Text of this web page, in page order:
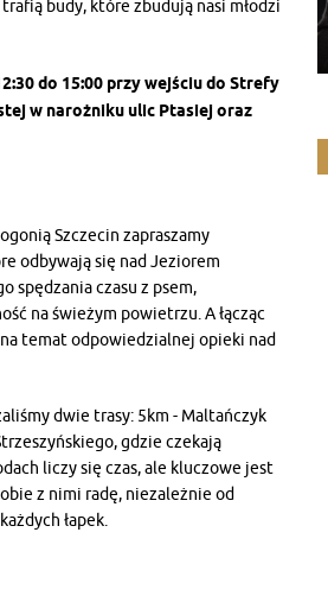
budy, które zbudują nasi młodzi
do 15:00 przy wejściu do Strefy
w narożniku ulic Ptasiej oraz
Szczecin zapraszamy
odbywają się nad Jeziorem
spędzania czasu z psem,
na świeżym powietrzu. A łącząc
temat odpowiedzialnej opieki nad
dwie trasy: 5km - Maltańczyk
gdzie czekają
liczy się czas, ale kluczowe jest
z nimi radę, niezależnie od
łapek.